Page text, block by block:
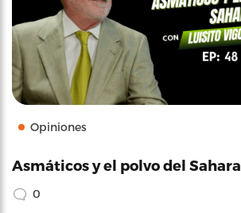
Opiniones
Asmáticos y el polvo del Sahara
0